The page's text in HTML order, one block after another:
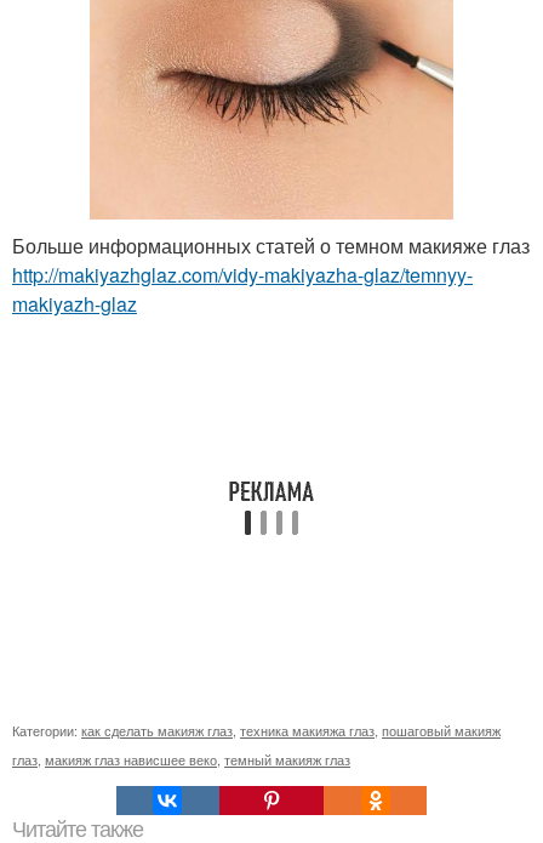
Больше информационных статей о темном макияже глаз
http://makiyazhglaz.com/vidy-makiyazha-glaz/temnyy-
makiyazh-glaz
Категории: как сделать макияж глаз техника макияжа глаз пошаговый макияж
глаз макияж глаз нависшее веко темный макияж глаз
Читайте также